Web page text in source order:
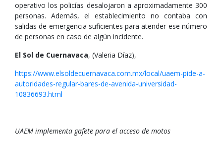
operativo los policías desalojaron a aproximadamente 300
personas. Además, el establecimiento no contaba con
salidas de emergencia suficientes para atender ese número
de personas en caso de algún incidente.
El Sol de Cuernavaca, (Valeria Díaz),
https://www.elsoldecuernavaca.com.mx/local/uaem-pide-a-
autoridades-regular-bares-de-avenida-universidad-
10836693.html
UAEM implementa gafete para el acceso de motos